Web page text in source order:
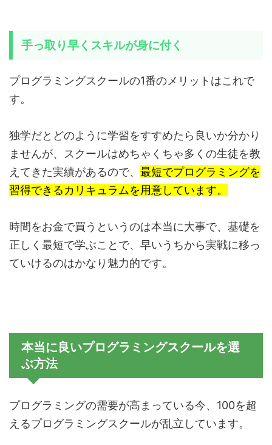
手っ取り早くスキルが身に付く
プログラミングスクールの1番のメリットはこれで
す。
独学だとどのように学習をすすめたら良いか分かり
ませんが、スクールはめちゃくちゃ多くの生徒を教
えてきた実績があるので、 最短でプログラミングを
習得できるカリキュラムを用意しています。
時間をお金で買うというのは本当に大事で、基礎を
正しく最短で学ぶことで、早いうちから実戦に移っ
ていけるのはかなり魅力的です。
本当に良いプログラミングスクールを選
ぶ方法
プログラミングの需要が高まっている今、100を超
えるプログラミングスクールが乱立しています。